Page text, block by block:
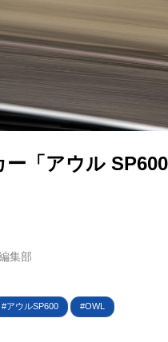
ー「アウル
集部
アウルSP600 OWL